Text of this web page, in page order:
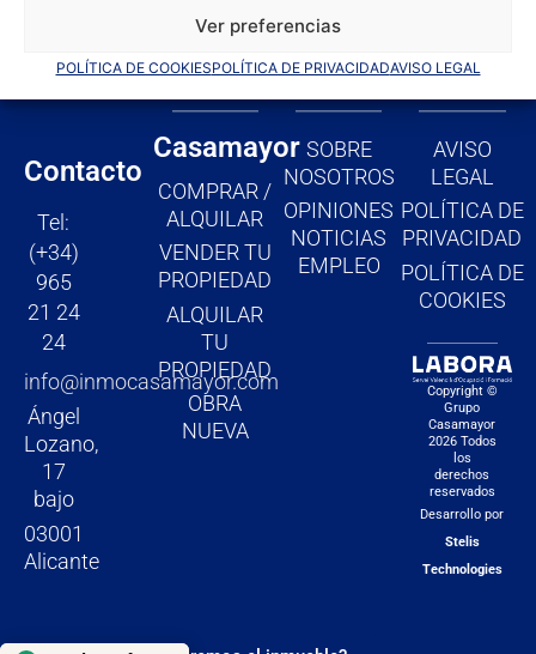
Ver preferencias
POLÍTICA DE COOKIESPOLÍTICA DE PRIVACIDADAVISO LEGAL
F
c
e
b
o
o
k
I
s
t
a
g
r
m
Y
u
t
u
b
e
Contacto
Tel:
(+34)
965
21 24
24
info@inmocasamayor.com
Ángel
Lozano,
17
bajo
03001
Alicante
Casamayor
COMPRAR /
ALQUILAR
VENDER TU
PROPIEDAD
ALQUILAR
TU
PROPIEDAD
OBRA
NUEVA
SOBRE
NOSOTROS
OPINIONES
NOTICIAS
EMPLEO
AVISO
LEGAL
POLÍTICA DE
PRIVACIDAD
POLÍTICA DE
COOKIES
Copyright ©
Grupo
Casamayor
2026 Todos
los
derechos
reservados
Desarrollo por
Stelis
Technologies